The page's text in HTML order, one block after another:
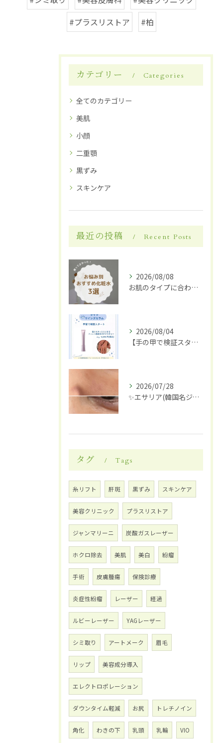
#プラスリストア
#柏
カテゴリー Categories
全てのカテゴリー
美肌
小顔
二重顎
黒ずみ
スキンケア
最近の投稿 Recent Posts
2026/08/08
お肌のタイプに合わせた化粧水選び
2026/08/04
【手の甲で検証スタート】✋✨
2026/07/28
✨エサリア(韓国名ジュブアセル)導入します✨
タグ Tags
糸リフト 肝斑 黒ずみ スキンケア
美容クリニック プラスリストア
ジャンマリーニ 炭酸ガスレーザー
ホクロ除去 美肌 美白 紛瘤
手術 皮膚腫瘍 保険診療
炎症性紛瘤 レーザー 経過
ルビーレーザー YAGレーザー
シミ取り アートメーク 眉毛
リップ 美容成分導入
エレクトロポレーション
ダウンタイム軽減 お尻 トレチノイン
角化 わきの下 乳頭 乳輪 VIO